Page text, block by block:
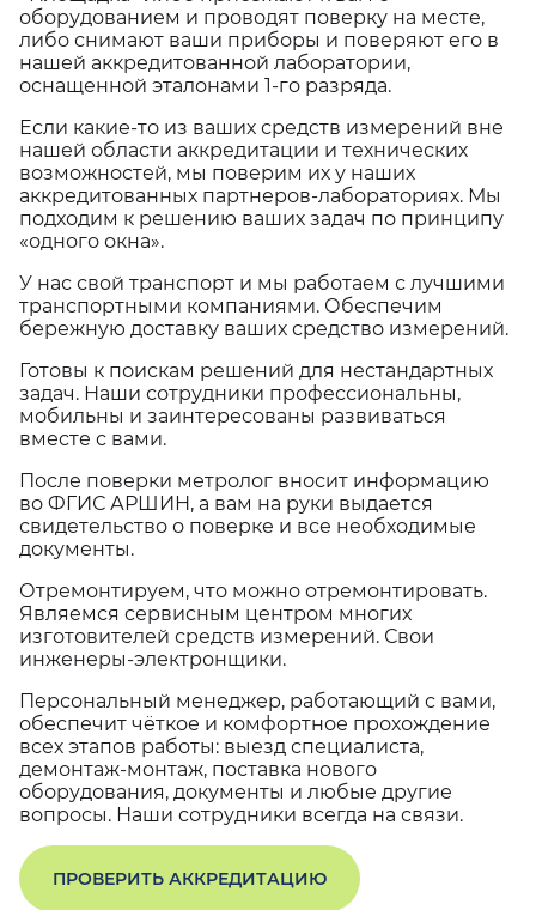
оборудованием и проводят поверку на месте,
либо снимают ваши приборы и поверяют его в
нашей аккредитованной лаборатории,
оснащенной эталонами 1-го разряда.
Если какие-то из ваших средств измерений вне
нашей области аккредитации и технических
возможностей, мы поверим их у наших
аккредитованных партнеров-лабораториях. Мы
подходим к решению ваших задач по принципу
«одного окна».
У нас свой транспорт и мы работаем с лучшими
транспортными компаниями. Обеспечим
бережную доставку ваших средство измерений.
Готовы к поискам решений для нестандартных
задач. Наши сотрудники профессиональны,
мобильны и заинтересованы развиваться
вместе с вами.
После поверки метролог вносит информацию
во ФГИС АРШИН, а вам на руки выдается
свидетельство о поверке и все необходимые
документы.
Отремонтируем, что можно отремонтировать.
Являемся сервисным центром многих
изготовителей средств измерений. Свои
инженеры-электронщики.
Персональный менеджер, работающий с вами,
обеспечит чёткое и комфортное прохождение
всех этапов работы: выезд специалиста,
демонтаж-монтаж, поставка нового
оборудования, документы и любые другие
вопросы. Наши сотрудники всегда на связи.
ПРОВЕРИТЬ АККРЕДИТАЦИЮ